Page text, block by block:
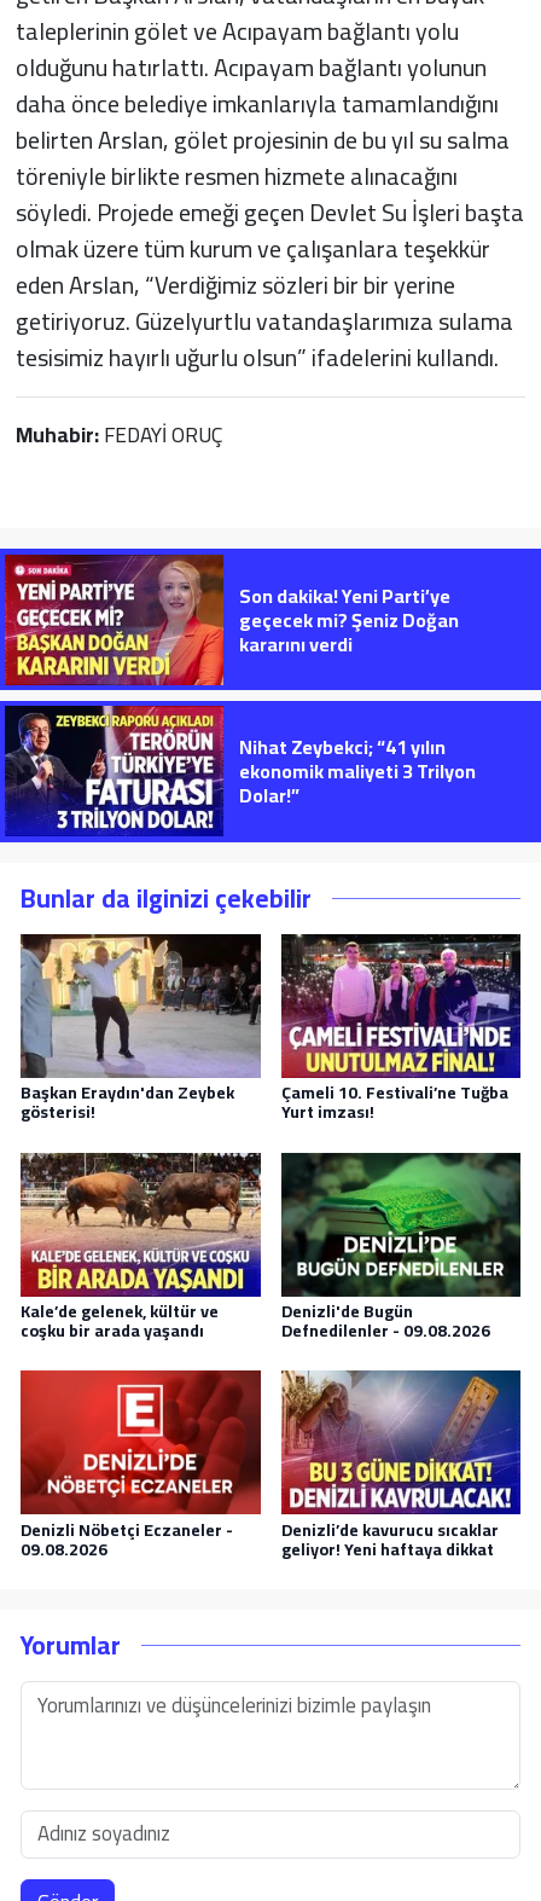
taleplerinin gölet ve Acıpayam bağlantı yolu
olduğunu hatırlattı. Acıpayam bağlantı yolunun
daha önce belediye imkanlarıyla tamamlandığını
belirten Arslan, gölet projesinin de bu yıl su salma
töreniyle birlikte resmen hizmete alınacağını
söyledi. Projede emeği geçen Devlet Su İşleri başta
olmak üzere tüm kurum ve çalışanlara teşekkür
eden Arslan, “Verdiğimiz sözleri bir bir yerine
getiriyoruz. Güzelyurtlu vatandaşlarımıza sulama
tesisimiz hayırlı uğurlu olsun” ifadelerini kullandı.
Muhabir:FEDAYİ ORUÇ
Son dakika! Yeni Parti’ye
geçecek mi? Şeniz Doğan
kararını verdi
Nihat Zeybekci; “41 yılın
ekonomik maliyeti 3 Trilyon
Dolar!”
Bunlar da ilginizi çekebilir
Başkan Eraydın'dan Zeybek
gösterisi!
Çameli 10. Festivali’ne Tuğba
Yurt imzası!
Kale’de gelenek, kültür ve
coşku bir arada yaşandı
Denizli'de Bugün
Defnedilenler - 09.08.2026
Denizli Nöbetçi Eczaneler -
09.08.2026
Denizli’de kavurucu sıcaklar
geliyor! Yeni haftaya dikkat
Yorumlar